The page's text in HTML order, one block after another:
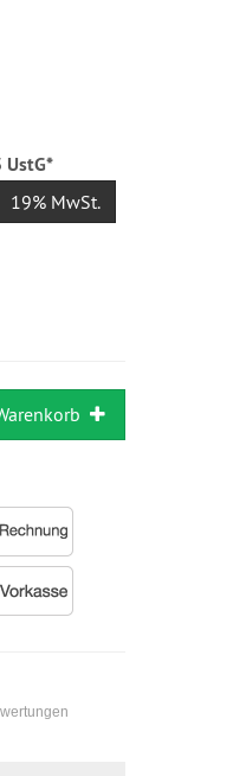
UstG*
19% MwSt.